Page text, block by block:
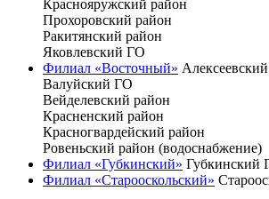
Краснояружский район
Прохоровский район
Ракитянский район
Яковлевский ГО
Филиал «Восточный»
Валуйский ГО
Вейделевский район
Красненский район
Красногвардейский район
Ровеньский район (водоснабжение)
Филиал «Губкинский» Губкинский
Филиал «Старооскольский»